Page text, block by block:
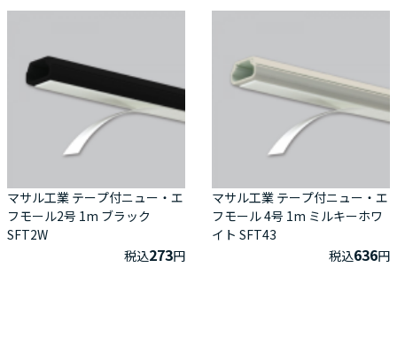
マサル工業 テープ付ニュー・エ
フモール2号 1m ブラック
SFT2W
税込273円
マサル工業 テープ付ニュー・エ
フモール 4号 1m ミルキーホワ
イト SFT43
税込636円